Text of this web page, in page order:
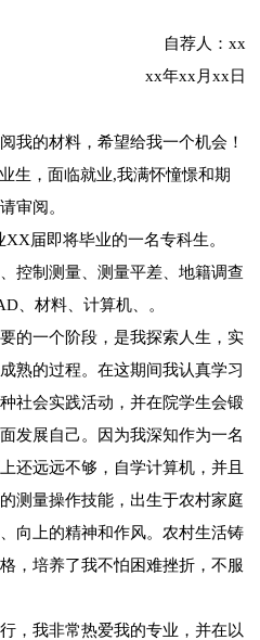
自荐人：xx
xx年xx月xx日
我的材料，希望给我一个机会！
生，面临就业,我满怀憧憬和期
审阅。
届即将毕业的一名专科生。
控制测量、测量平差、地籍调查
、材料、计算机、。
的一个阶段，是我探索人生，实
熟的过程。在这期间我认真学习
社会实践活动，并在院学生会锻
发展自己。因为我深知作为一名
还远远不够，自学计算机，并且
测量操作技能，出生于农村家庭
向上的精神和作风。农村生活铸
，培养了我不怕困难挫折，不服
，我非常热爱我的专业，并在以